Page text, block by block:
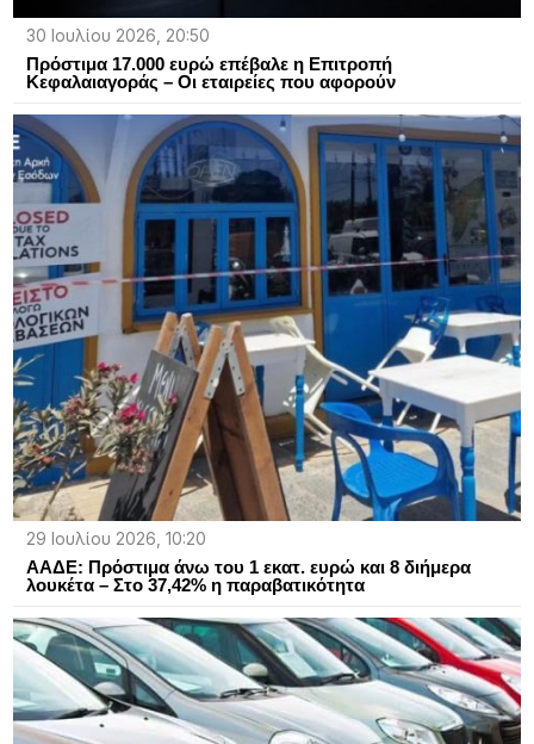
30 Ιουλίου 2026, 20:50
Πρόστιμα 17.000 ευρώ επέβαλε η Επιτροπή
Κεφαλαιαγοράς – Οι εταιρείες που αφορούν
29 Ιουλίου 2026, 10:20
ΑΑΔΕ: Πρόστιμα άνω του 1 εκατ. ευρώ και 8 διήμερα
λουκέτα – Στο 37,42% η παραβατικότητα